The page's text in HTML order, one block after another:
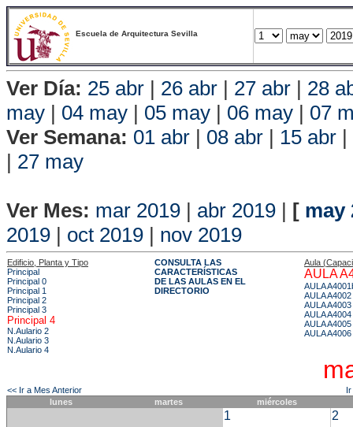
Escuela de Arquitectura Sevilla
Ver Día: 25 abr | 26 abr | 27 abr | 28
may | 04 may | 05 may | 06 may | 07
Ver Semana: 01 abr | 08 abr | 15 abr |
| 27 may
Ver Mes: mar 2019 | abr 2019 | [ may
2019 | oct 2019 | nov 2019
Edificio, Planta y Tipo
Principal
Principal 0
Principal 1
Principal 2
Principal 3
Principal 4
N.Aulario 2
N.Aulario 3
N.Aulario 4
CONSULTA LAS
CARACTERÍSTICAS
DE LAS AULAS EN EL
DIRECTORIO
Aula
AULA
AULA
AULA A4002
AULA A4003
AULA A4004
AULA A4005
AULA A4006
<< Ir a Mes Anterior
lunes
martes miércoles
1 2